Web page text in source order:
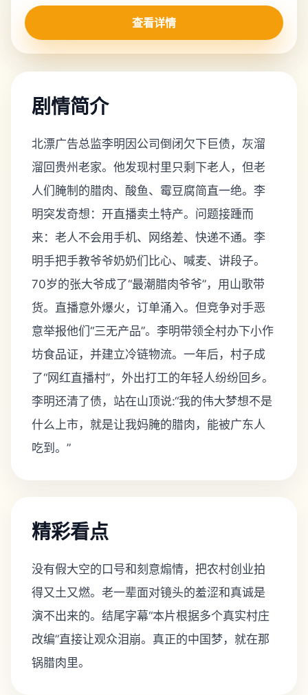
查看详情
剧情简介
北漂广告总监李明因公司倒闭欠下巨债，灰溜
溜回贵州老家。他发现村里只剩下老人，但老
人们腌制的腊肉、酸鱼、霉豆腐简直一绝。李
明突发奇想：开直播卖土特产。问题接踵而
来：老人不会用手机、网络差、快递不通。李
明手把手教爷爷奶奶们比心、喊麦、讲段子。
70岁的张大爷成了“最潮腊肉爷爷”，用山歌带
货。直播意外爆火，订单涌入。但竞争对手恶
意举报他们“三无产品”。李明带领全村办下小作
坊食品证，并建立冷链物流。一年后，村子成
了“网红直播村”，外出打工的年轻人纷纷回乡。
李明还清了债，站在山顶说:“我的伟大梦想不是
什么上市，就是让我妈腌的腊肉，能被广东人
吃到。”
精彩看点
没有假大空的口号和刻意煽情，把农村创业拍
得又土又燃。老一辈面对镜头的羞涩和真诚是
演不出来的。结尾字幕“本片根据多个真实村庄
改编”直接让观众泪崩。真正的中国梦，就在那
锅腊肉里。